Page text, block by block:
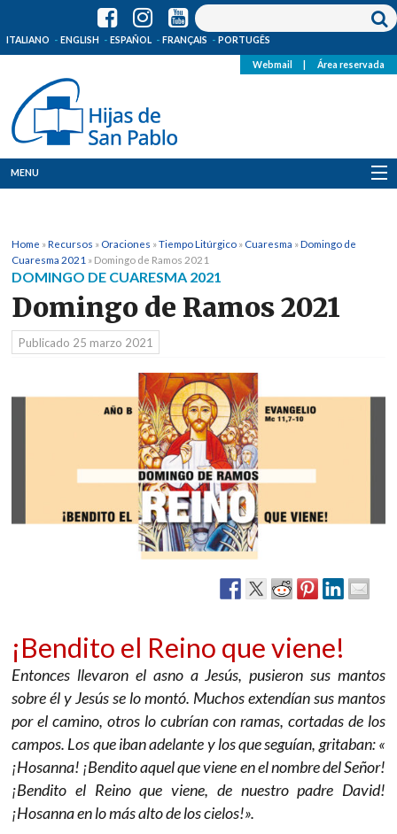
ITALIANO ENGLISH ESPAÑOL FRANÇAIS PORTUGÊS
Webmail Área reservada
MENU
Dónde estamos
Noticias
Recursos
Home »Recursos » Oraciones »Tiempo Litúrgico » Cuaresma »Domingo de
Cuaresma 2021 » Domingo de Ramos 2021
DOMINGO DE CUARESMA 2021
Domingo de Ramos 2021
Publicado 25 marzo 2021
¡Bendito el Reino que viene!
Entonces llevaron el asno a Jesús, pusieron sus mantos
sobre él y Jesús se lo montó. Muchos extendían sus mantos
por el camino, otros lo cubrían con ramas, cortadas de los
campos. Los que iban adelante y los que seguían, gritaban: «
¡Hosanna! ¡Bendito aquel que viene en el nombre del Señor!
¡Bendito el Reino que viene, de nuestro padre David!
¡Hosanna en lo más alto de los cielos!».